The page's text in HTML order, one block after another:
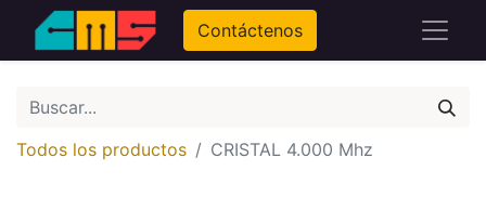
Contáctenos
Todos los productos CRISTAL 4.000 Mhz